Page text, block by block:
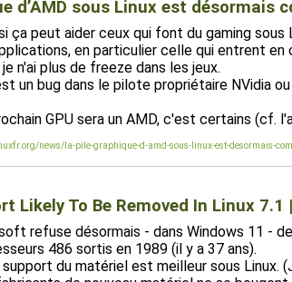
d’AMD sous Linux est désormais
ça peut aider ceux qui font du gaming
en particulier celle qui entrent
n'ai plus de freeze dans les jeux.
un bug dans le pilote propriétaire NVidia
GPU sera un AMD, c'est certains (cf.
news/la-pile-graphique-d-amd-sous-linux-est-desormais-
Likely To Be Removed In Linux 7.1
refuse désormais - dans Windows 11 -
486 sortis en 1989 (il y a 37 ans).
du matériel est meilleur sous Linux.